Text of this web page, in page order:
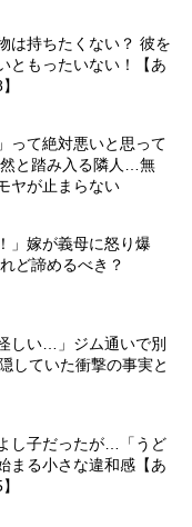
は持ちたくない？ 彼を
ともったいない！【あ
って絶対悪いと思って
と踏み入る隣人…無
ヤが止まらない
」嫁が義母に怒り爆
ど諦めるべき？
しい…」ジム通いで別
していた衝撃の事実と
し子だったが…「うど
まる小さな違和感【あ